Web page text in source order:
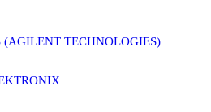
TECHNOLOGIES)